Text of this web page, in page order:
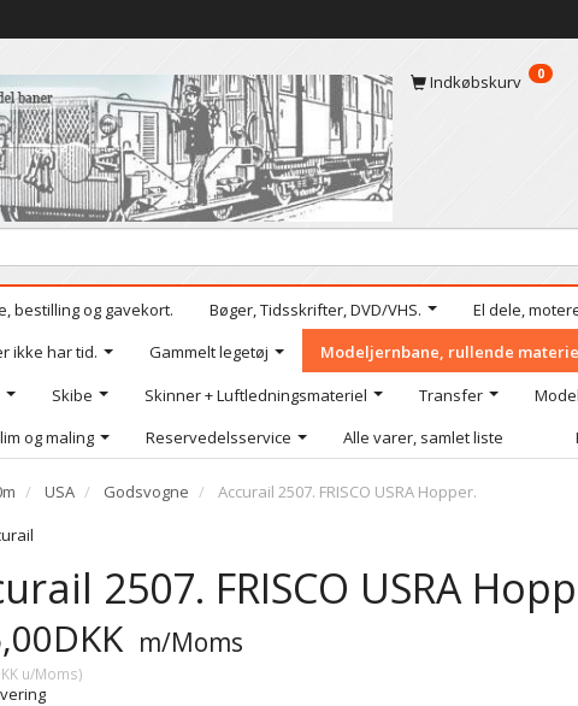
Indkøbskurv 0
bestilling og gavekort. Bøger, Tidsskrifter, DVD/VHS.
El dele,
ikke har tid. Gammelt legetøj Modeljernbane, rullende
Skibe Skinner + Luftledningsmateriel Transfer
og maling Reservedelsservice Alle varer, samlet liste
USA Godsvogne
Accurail 2507. FRISCO USRA Hopper.
2507. FRISCO USRA
m/Moms
u/Moms)